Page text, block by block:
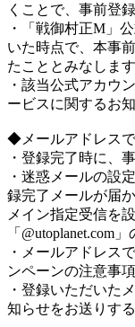
くことで、事前登
・「戦御村正M」
いた時点で、本事
たこととみなします
・該当公式アカウ
ービスに関するお
◆メールアドレス
・登録完了時に、
・迷惑メールの設
録完了メールが届
メイン指定受信を
「@utoplanet.com
・メールアドレス
ンペーンの注意事
・登録いただいた
知らせをお送りす